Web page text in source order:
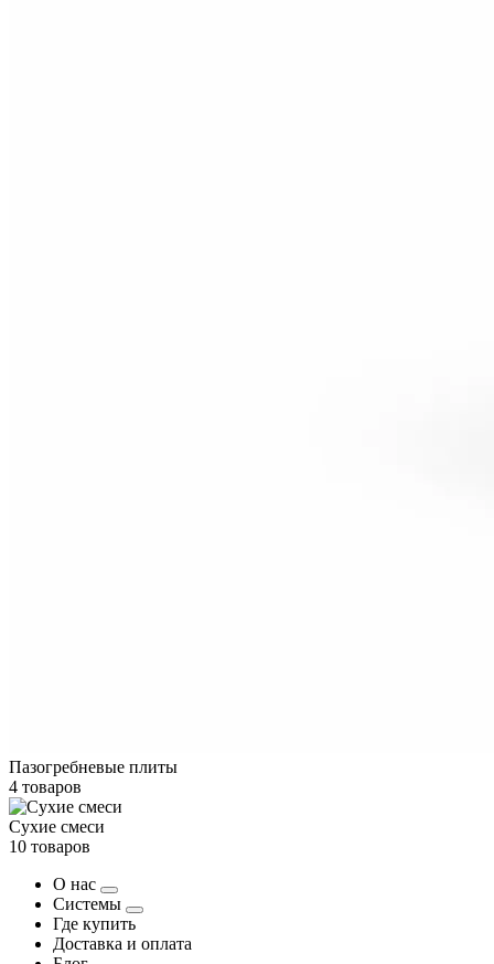
Пазогребневые плиты
4 товаров
Сухие смеси
10 товаров
О нас
Системы
Где купить
Доставка и оплата